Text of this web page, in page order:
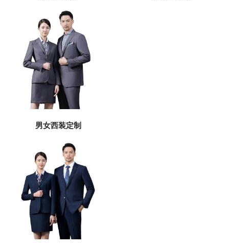
男女西装定制